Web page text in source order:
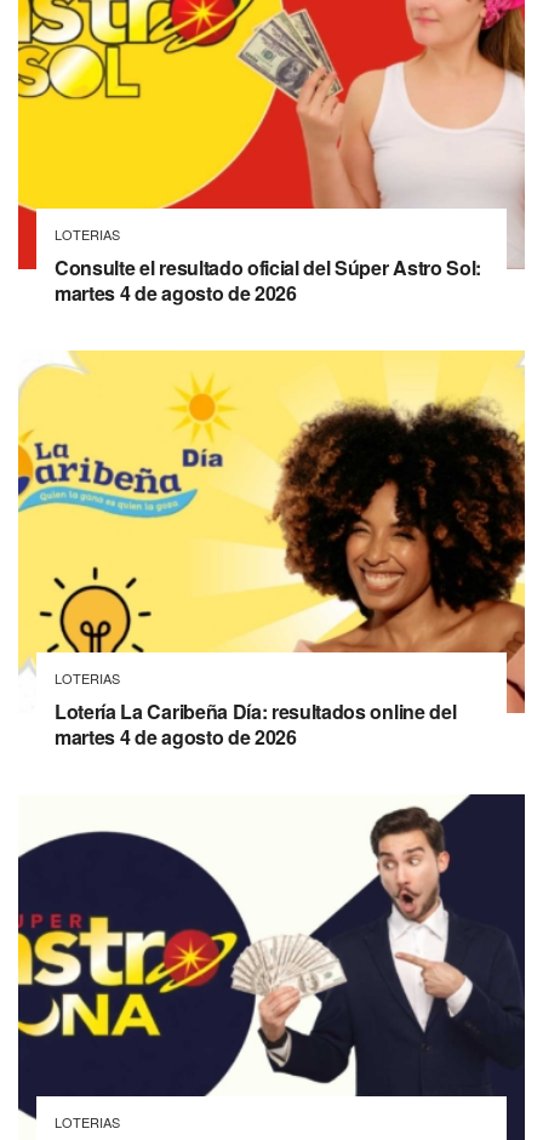
LOTERIAS
Consulte el resultado oficial del Súper Astro Sol:
martes 4 de agosto de 2026
LOTERIAS
Lotería La Caribeña Día: resultados online del
martes 4 de agosto de 2026
LOTERIAS